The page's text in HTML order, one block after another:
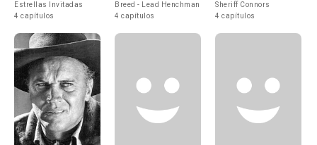
Estrellas Invitadas
4 capítulos
Breed - Lead Henchman
4 capítulos
Sheriff Connors
4 capítulos